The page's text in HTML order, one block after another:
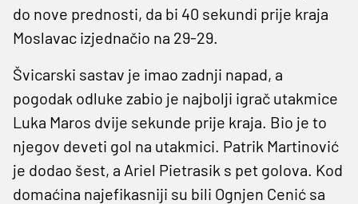
do nove prednosti, da bi 40 sekundi prije kraja
Moslavac izjednačio na 29-29.
Švicarski sastav je imao zadnji napad, a
pogodak odluke zabio je najbolji igrač utakmice
Luka Maros dvije sekunde prije kraja. Bio je to
njegov deveti gol na utakmici. Patrik Martinović
je dodao šest, a Ariel Pietrasik s pet golova. Kod
domaćina najefikasniji su bili Ognjen Cenić sa